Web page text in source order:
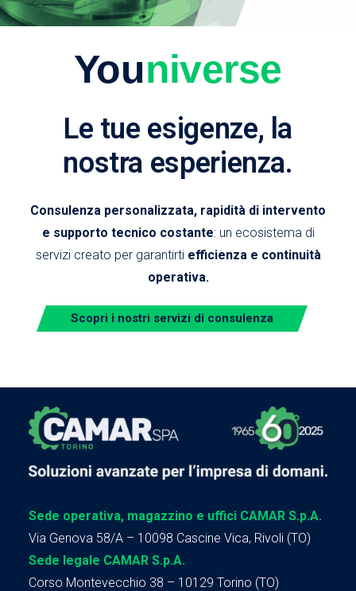
Youniverse
Le tue esigenze, la
nostra esperienza.
Consulenza personalizzata, rapidità di intervento
e supporto tecnico costante: un ecosistema di
servizi creato per garantirti efficienza e continuità
operativa.
Scopri i nostri servizi di consulenza
Sede operativa, magazzino e uffici CAMAR S.p.A.
Via Genova 58/A – 10098 Cascine Vica, Rivoli (TO)
Sede legale CAMAR S.p.A.
Corso Montevecchio 38 – 10129 Torino (TO)